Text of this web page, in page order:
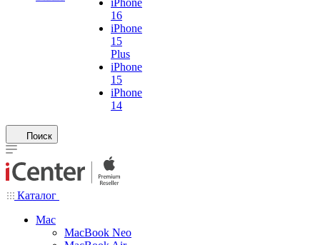
iPhone
16
iPhone
15
Plus
iPhone
15
iPhone
14
Поиск
Каталог
Mac
MacBook Neo